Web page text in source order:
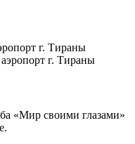
г. Тираны
г. Тираны
«Мир своими глазами»